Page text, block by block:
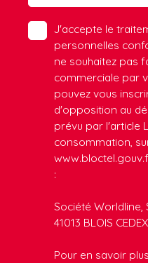
J'accepte le
personnelles
ne souhaitez pas
commerciale par
pouvez vous
d'opposition au
prévu par l'article
consommation,
:
Société Worldline,
41013 BLOIS
Pour en savoir